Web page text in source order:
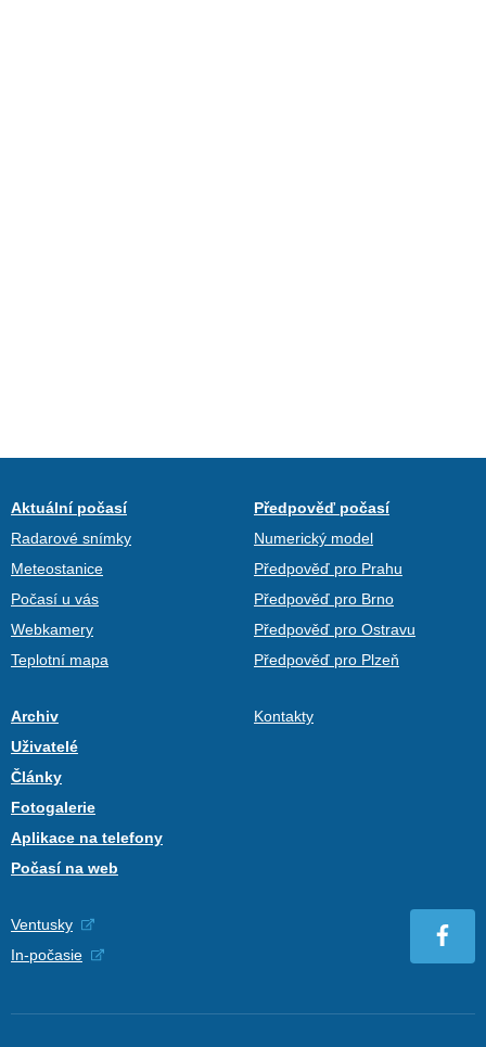
Aktuální počasí
Radarové snímky
Meteostanice
Počasí u vás
Webkamery
Teplotní mapa
Předpověď počasí
Numerický model
Předpověď pro Prahu
Předpověď pro Brno
Předpověď pro Ostravu
Předpověď pro Plzeň
Archiv
Uživatelé
Články
Fotogalerie
Aplikace na telefony
Počasí na web
Kontakty
Ventusky
In-počasie